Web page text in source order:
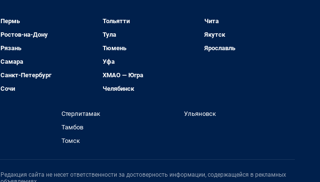
Пермь
Ростов-на-Дону
Рязань
Самара
Санкт-Петербург
Сочи
Тольятти
Тула
Тюмень
Уфа
ХМАО — Югра
Челябинск
Чита
Якутск
Ярославль
Стерлитамак
Тамбов
Томск
Ульяновск
Редакция сайта не несет ответственности за достоверность информации, содержащейся в рекламных